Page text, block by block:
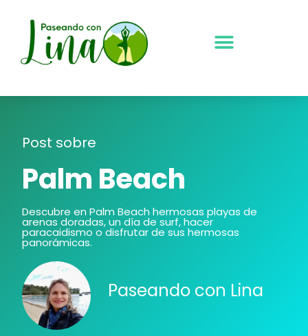
contenido
Post sobre
Palm Beach
Descubre en Palm Beach hermosas playas de
arenas doradas, un día de surf, hacer
paracaidismo o disfrutar de sus hermosas
panorámicas.
Paseando con Lina